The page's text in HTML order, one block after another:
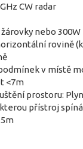
CW radar
žárovky nebo
rovině
v místě
<7m
prostoru:
přístroj